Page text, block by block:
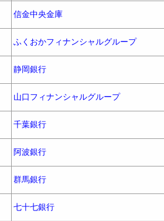
信金中央金庫
ふくおかフィナンシャルグループ
静岡銀行
山口フィナンシャルグループ
千葉銀行
阿波銀行
群馬銀行
七十七銀行